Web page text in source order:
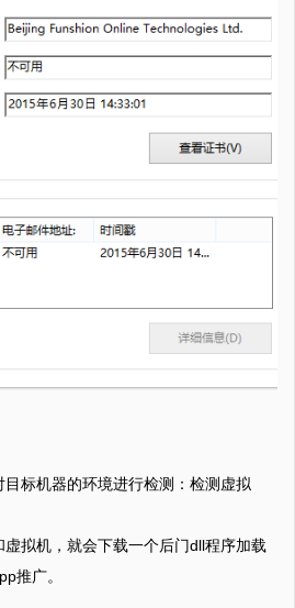
标机器的环境进行检测：检测虚拟
拟机，就会下载一个后门dll程序加载
推广。